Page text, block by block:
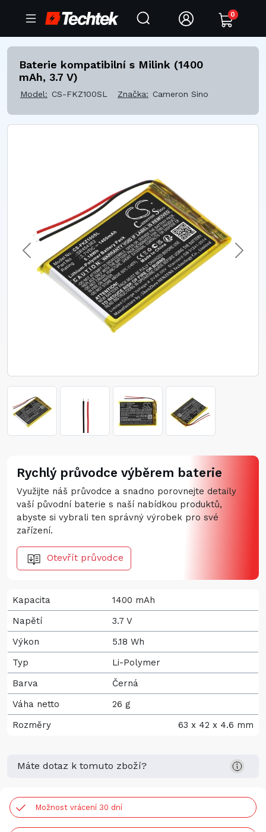
0
Baterie kompatibilní s Milink (1400
mAh, 3.7 V)
Model: CS-FKZ100SL Značka: Cameron Sino
Rychlý průvodce výběrem baterie
Využijte náš průvodce a snadno porovnejte detaily
vaší původní baterie s naší nabídkou produktů,
abyste si vybrali ten správný výrobek pro své
zařízení.
Otevřít průvodce
Kapacita
1400 mAh
Napětí
3.7 V
Výkon
5.18 Wh
Typ
Li-Polymer
Barva
Černá
Váha netto
26 g
Rozměry
63 x 42 x 4.6 mm
Máte dotaz k tomuto zboží?
Možnost vrácení 30 dní